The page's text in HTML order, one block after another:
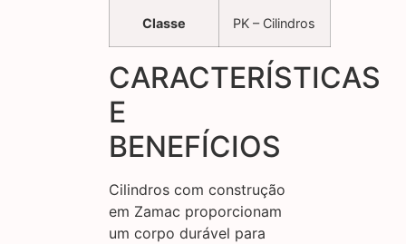
Classe PK – Cilindros
CARACTERÍSTICAS
E
BENEFÍCIOS
Cilindros com construção
em Zamac proporcionam
um corpo durável para